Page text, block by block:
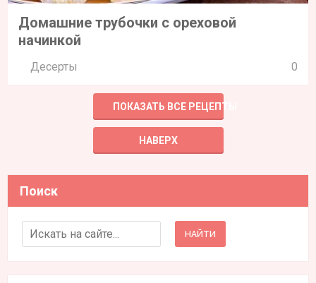
Домашние трубочки с ореховой
начинкой
Десерты 0
ПОКАЗАТЬ ВСЕ РЕЦЕПТЫ
НАВЕРХ
Поиск
Search for: